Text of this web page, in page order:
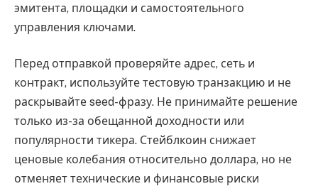
эмитента, площадки и самостоятельного
управления ключами.
Перед отправкой проверяйте адрес, сеть и
контракт, используйте тестовую транзакцию и не
раскрывайте seed-фразу. Не принимайте решение
только из-за обещанной доходности или
популярности тикера. Стейблкоин снижает
ценовые колебания относительно доллара, но не
отменяет технические и финансовые риски